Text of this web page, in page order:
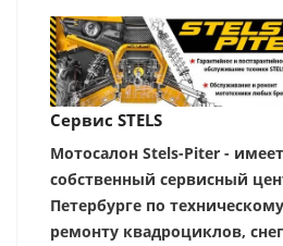
Сервис STELS
Мотосалон Stels-Piter -
собственный сервисный
Петербурге по
ремонту квадроциклов,